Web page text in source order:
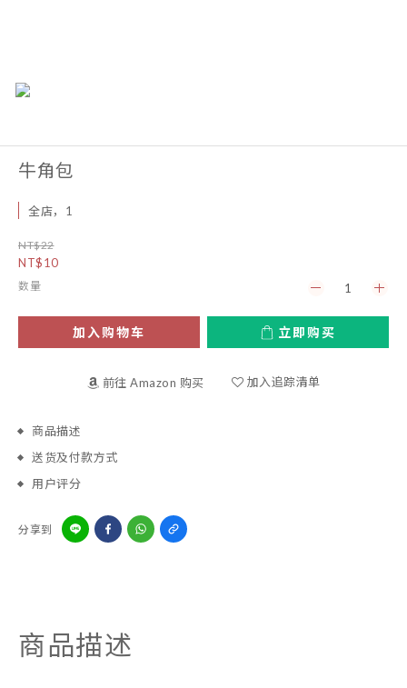
牛角包
全店，1
NT$22
NT$10
数量
加入购物车 立即购买
前往 Amazon 购买 加入追踪清单
商品描述
送货及付款方式
用户评分
分享到
商品描述